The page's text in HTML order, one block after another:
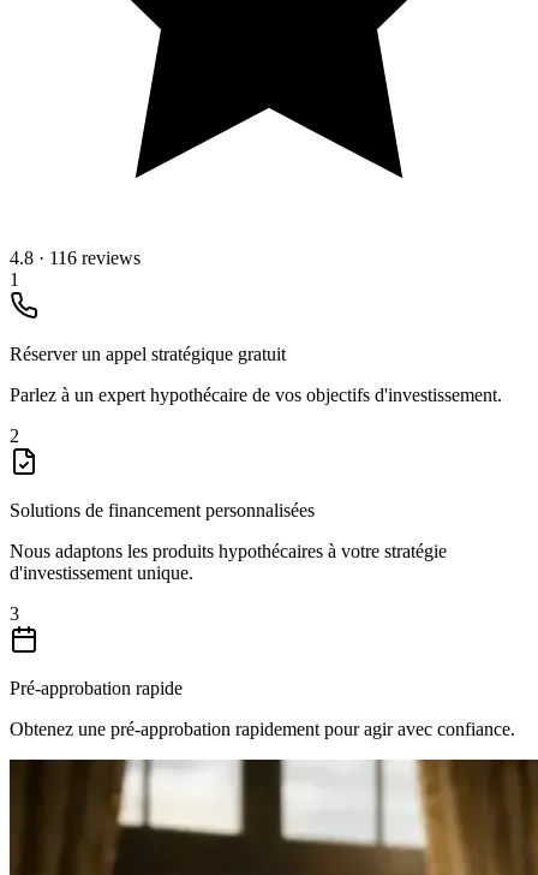
4.8 · 116 reviews
1
Réserver un appel stratégique gratuit
Parlez à un expert hypothécaire de vos objectifs d'investissement.
2
Solutions de financement personnalisées
Nous adaptons les produits hypothécaires à votre stratégie
d'investissement unique.
3
Pré-approbation rapide
Obtenez une pré-approbation rapidement pour agir avec confiance.